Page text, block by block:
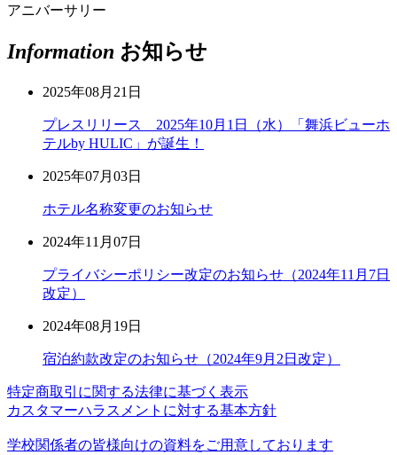
アニバーサリー
Information お知らせ
2025年08月21日
プレスリリース 2025年10月1日（水）「舞浜ビューホ
テルby HULIC」が誕生！
2025年07月03日
ホテル名称変更のお知らせ
2024年11月07日
プライバシーポリシー改定のお知らせ（2024年11月7日
改定）
2024年08月19日
宿泊約款改定のお知らせ（2024年9月2日改定）
特定商取引に関する法律に基づく表示
カスタマーハラスメントに対する基本方針
学校関係者の皆様向けの資料をご用意しております